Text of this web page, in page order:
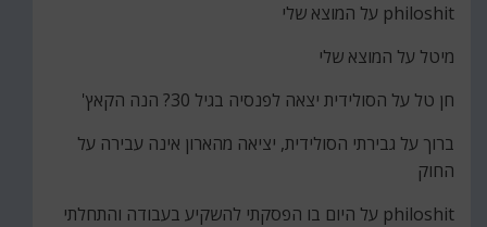
philoshit על המוצא שלי
מיטל על המוצא שלי
חן טל על הסולידית יצאה לפנסיה בגיל 30? הנה הקאץ'
ברוך על גבירתי הסולידית, יציאה מהארון אינה עבירה על
החוק
philoshit על היום בו הפסקתי להשקיע בעבודה והתחלתי